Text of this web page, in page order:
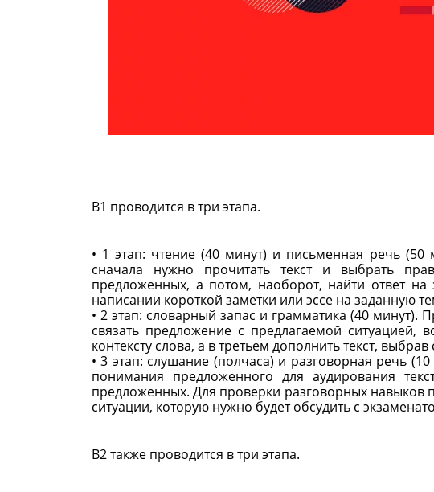
B1 проводится в три этапа.
• 1 этап: чтение (40 минут) и письменная речь
сначала нужно прочитать текст и выбрать
предложенных, а потом, наоборот, найти ответ
написании короткой заметки или эссе на заданную
• 2 этап: словарный запас и грамматика (40 минут).
связать предложение с предлагаемой
контексту слова, а в третьем дополнить текст,
• 3 этап: слушание (полчаса) и разговорная речь
понимания предложенного для аудирования
предложенных. Для проверки разговорных навыков
ситуации, которую нужно будет обсудить с
B2 также проводится в три этапа.